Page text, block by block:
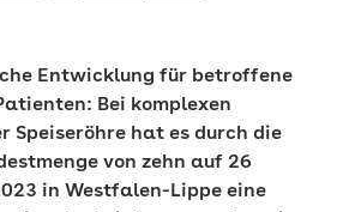
Entwicklung für betroffene
Bei komplexen
Speiseröhre hat es durch die
von zehn auf 26
in Westfalen-Lippe eine